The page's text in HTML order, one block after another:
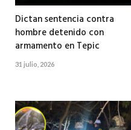
Dictan sentencia contra
hombre detenido con
armamento en Tepic
31 julio, 2026